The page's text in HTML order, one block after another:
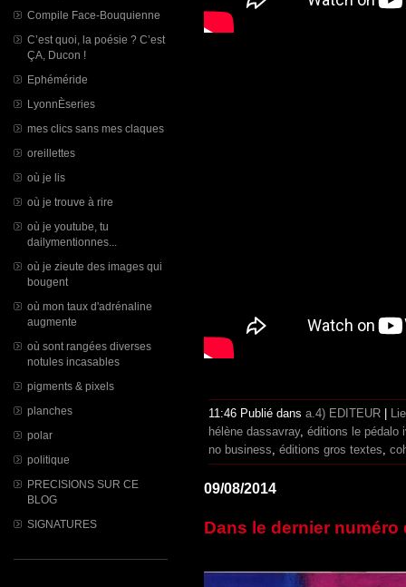
Compile Face-Bouquienne
C’est quoi, la poésie ? C’est
ÇA, Ducon !
Ephéméride
LyonnÈseries
mes clics sans mes claques
oreillettes
où je lis
où je trouve à rire
où je youtube, tu
dailymentionnes...
où je zieute des images qui
bougent
où mon taux d'adrénaline
augmente
où sont rangées diverses
notules incasables
pigments & pixels
planches
polar
politique
PRECISIONS SUR CE
BLOG
SIGNATURES
11:46 Publié dans a.4) EDITEUR
hélène dassavray, éditions le pédalo
no business, éditions gros textes,
09/08/2014
Dans le dernier